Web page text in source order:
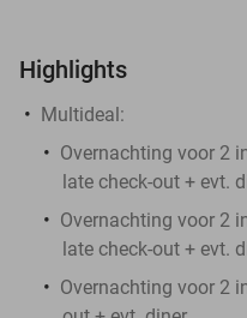
Highlights
Multideal:
Overnachting voor 2
late check-out + evt.
Overnachting voor 2
late check-out + evt.
Overnachting voor 2